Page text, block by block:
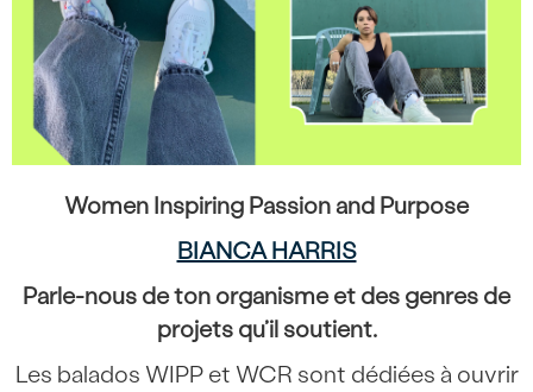
Women Inspiring Passion and Purpose
BIANCA HARRIS
Parle-nous de ton organisme et des genres de
projets qu’il soutient.
Les balados WIPP et WCR sont dédiées à ouvrir